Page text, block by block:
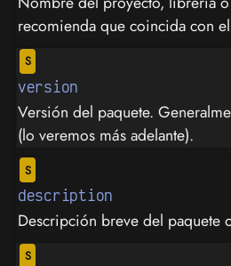
recomienda que coincida con
version
Versión del paquete.
(lo veremos más adelante).
description
Descripción breve del paquete